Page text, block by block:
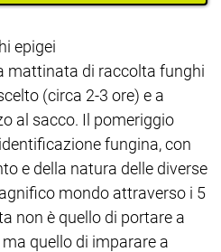
epigei
mattinata di raccolta funghi
(circa 2-3 ore) e a
al sacco. Il pomeriggio
fungina, con
e della natura delle diverse
mondo attraverso i 5
non è quello di portare a
quello di imparare a